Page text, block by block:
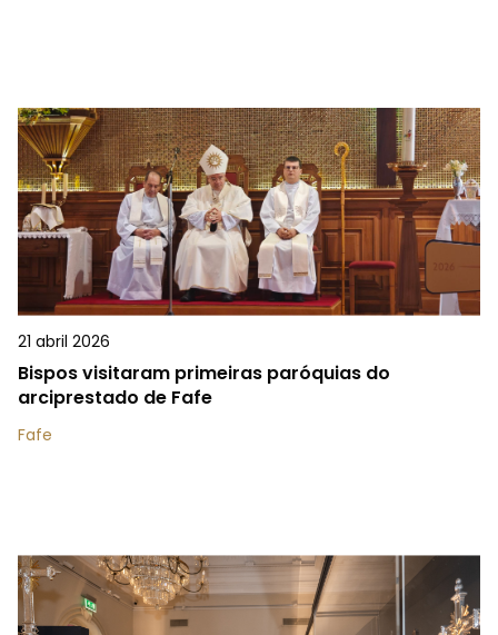
21 abril 2026
Bispos visitaram primeiras paróquias do
arciprestado de Fafe
Fafe